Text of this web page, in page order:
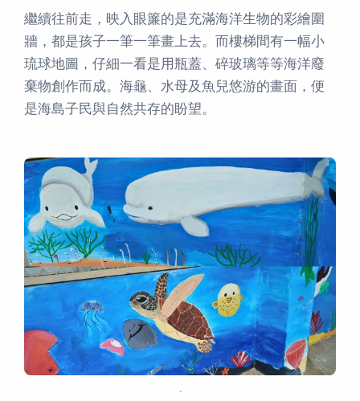
繼續往前走，映入眼簾的是充滿海洋生物的彩繪圍
牆，都是孩子一筆一筆畫上去。而樓梯間有一幅小
琉球地圖，仔細一看是用瓶蓋、碎玻璃等等海洋廢
棄物創作而成。海龜、水母及魚兒悠游的畫面，便
是海島子民與自然共存的盼望。
·